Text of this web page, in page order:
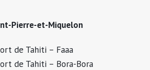
Pierre-et-Miquelon
de Tahiti – Faaa
de Tahiti – Bora-Bora